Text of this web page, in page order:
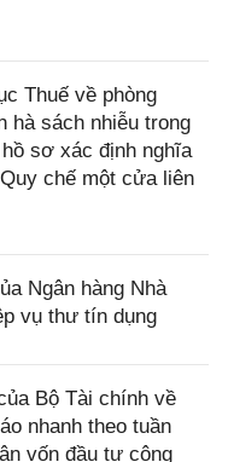
Thuế về phòng
hà sách nhiễu trong
sơ xác định nghĩa
chế một cửa liên
Ngân hàng Nhà
vụ thư tín dụng
Bộ Tài chính về
nhanh theo tuần
vốn đầu tư công